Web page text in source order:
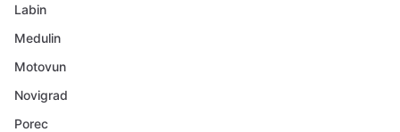
Labin
Medulin
Motovun
Novigrad
Porec